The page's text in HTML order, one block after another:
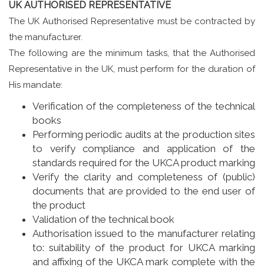
UK AUTHORISED REPRESENTATIVE
The UK Authorised Representative must be contracted by
the manufacturer.
The following are the minimum tasks, that the Authorised
Representative in the UK, must perform for the duration of
His mandate:
Verification of the completeness of the technical
books
Performing periodic audits at the production sites
to verify compliance and application of the
standards required for the UKCA product marking
Verify the clarity and completeness of (public)
documents that are provided to the end user of
the product
Validation of the technical book
Authorisation issued to the manufacturer relating
to: suitability of the product for UKCA marking
and affixing of the UKCA mark complete with the